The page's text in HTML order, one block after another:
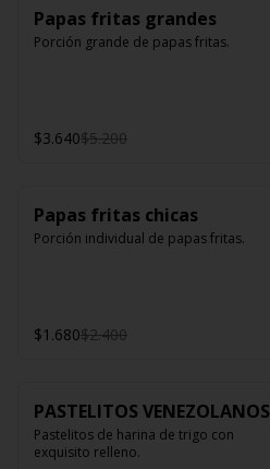
Papas fritas grandes
Porción grande de papas fritas.
$3.640$5.200
Papas fritas chicas
Porción individual de papas fritas.
$1.680$2.400
PASTELITOS VENEZOLANOS
Pastelitos de harina de trigo con
exquisito relleno.